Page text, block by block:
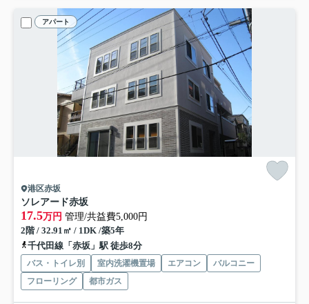
アパート
港区赤坂
ソレアード赤坂
17.5万円 管理/共益費5,000円
2階 / 32.91㎡ / 1DK /築5年
千代田線「赤坂」駅 徒歩8分
バス・トイレ別 室内洗濯機置場 エアコン
バルコニー
フローリング
都市ガス